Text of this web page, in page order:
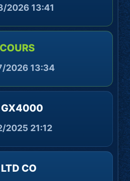
2026 13:41
2026 13:34
GX4000
2025 21:12
CO